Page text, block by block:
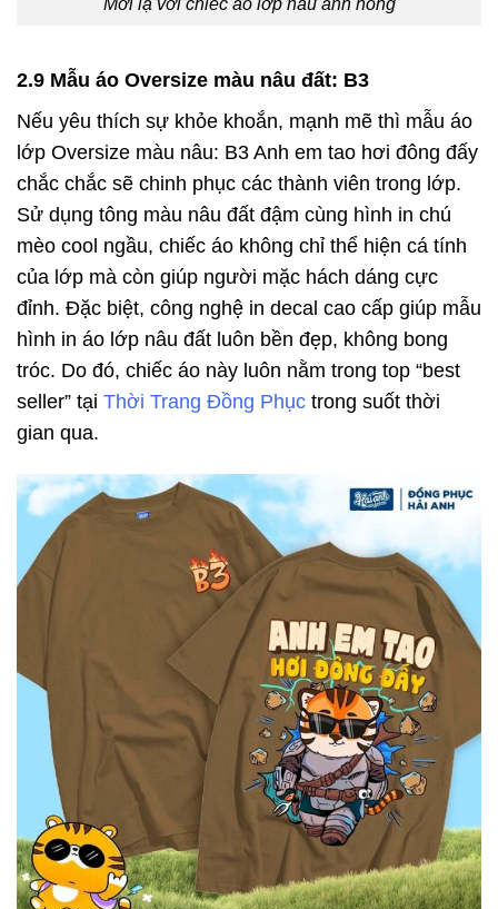
Mới lạ với chiếc áo lớp nâu ánh hồng
2.9 Mẫu áo Oversize màu nâu đất: B3
Nếu yêu thích sự khỏe khoắn, mạnh mẽ thì mẫu áo
lớp Oversize màu nâu: B3 Anh em tao hơi đông đấy
chắc chắc sẽ chinh phục các thành viên trong lớp.
Sử dụng tông màu nâu đất đậm cùng hình in chú
mèo cool ngầu, chiếc áo không chỉ thể hiện cá tính
của lớp mà còn giúp người mặc hách dáng cực
đỉnh. Đặc biệt, công nghệ in decal cao cấp giúp mẫu
hình in áo lớp nâu đất luôn bền đẹp, không bong
tróc. Do đó, chiếc áo này luôn nằm trong top “best
seller” tại Thời Trang Đồng Phục trong suốt thời
gian qua.